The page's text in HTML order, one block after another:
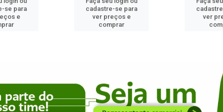
se para
e
cadastre-se para
ver preços e
comprar
ver